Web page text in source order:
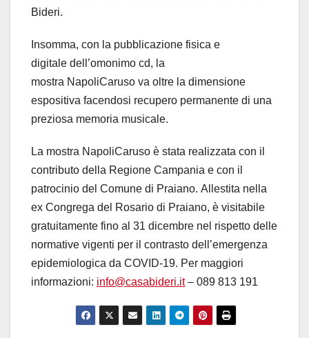
Bideri.
Insomma, con la pubblicazione fisica e
digitale dell’omonimo cd, la
mostra NapoliCaruso va oltre la dimensione
espositiva facendosi recupero permanente di una
preziosa memoria musicale.
La mostra NapoliCaruso è stata realizzata con il
contributo della Regione Campania e con il
patrocinio del Comune di Praiano. Allestita nella
ex Congrega del Rosario di Praiano, è visitabile
gratuitamente fino al 31 dicembre nel rispetto delle
normative vigenti per il contrasto dell’emergenza
epidemiologica da COVID-19. Per maggiori
informazioni: info@casabideri.it– 089 813 191